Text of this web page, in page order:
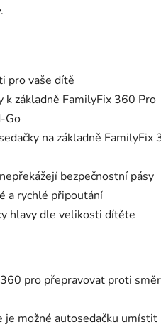
pro vaše dítě
k základně FamilyFix 360 Pro
Go
na základně FamilyFix
bezpečnostní pásy
a rychlé připoutání
hlavy dle velikosti dítěte
pro přepravovat proti
možné autosedačku umístit